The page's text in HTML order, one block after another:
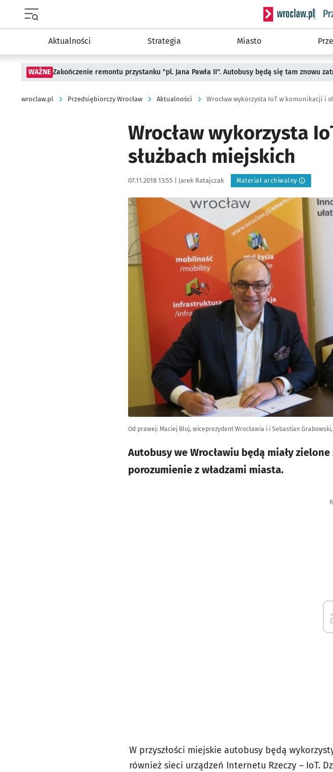
Serwis
Aktualności Strategia Miasto
WAŻNE Zakończenie remontu przystanku "pl. Jana Pawła II". Autobusy będą się tam znowu
wroclaw.pl Przedsiębiorczy Wrocław Aktualności Wrocław wykorzysta IoT w komunikacji i
Wrocław wykorzysta
służbach miejskich
Data publikacji:
07.11.2018 13:55 | Autor:
Jarek Ratajczak Materiał archiwalny
Kliknij, aby powiększyć
Od prawej: Maciej Bluj, wiceprezydent Wrocławia i i Sebastian
Autobusy we Wrocławiu będą miały
porozumienie z władzami miasta.
W przyszłości miejskie autobusy będą
również sieci urządzeń Internetu Rzeczy – IoT.